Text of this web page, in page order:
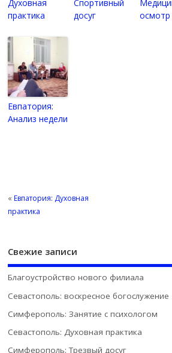
Духовная
практика
Спортивный
досуг
осмотр
Евпатория:
Анализ недели
«Евпатория: Духовная
практика
Свежие записи
Благоустройство нового филиала
Севастополь: воскресное богослужение
Симферополь: Занятие с психологом
Севастополь: Духовная практика
Симферополь: Трезвый досуг